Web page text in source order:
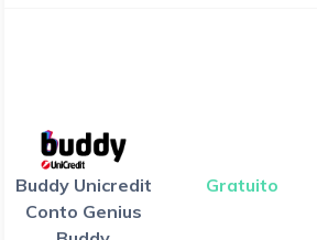
Buddy Unicredit
Conto Genius
Gratuito